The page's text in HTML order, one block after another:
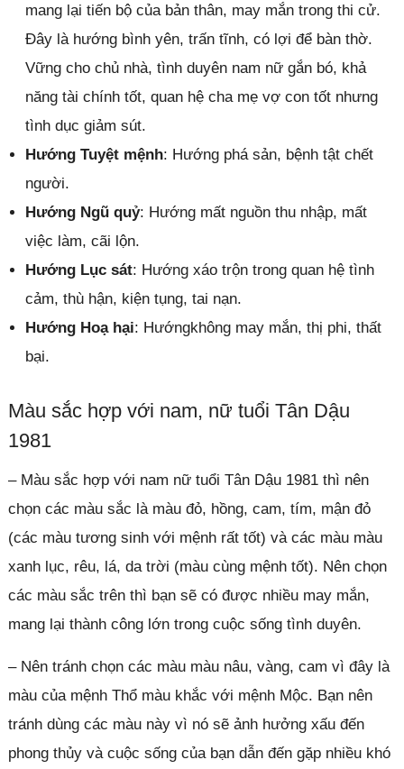
mang lại tiến bộ của bản thân, may mắn trong thi cử.
Đây là hướng bình yên, trấn tĩnh, có lợi để bàn thờ.
Vững cho chủ nhà, tình duyên nam nữ gắn bó, khả
năng tài chính tốt, quan hệ cha mẹ vợ con tốt nhưng
tình dục giảm sút.
Hướng Tuyệt mệnh: Hướng phá sản, bệnh tật chết
người.
Hướng Ngũ quỷ: Hướng mất nguồn thu nhập, mất
việc làm, cãi lộn.
Hướng Lục sát: Hướng xáo trộn trong quan hệ tình
cảm, thù hận, kiện tụng, tai nạn.
Hướng Hoạ hại: Hướngkhông may mắn, thị phi, thất
bại.
Màu sắc hợp với nam, nữ tuổi Tân Dậu
1981
– Màu sắc hợp với nam nữ tuổi Tân Dậu 1981 thì nên
chọn các màu sắc là màu đỏ, hồng, cam, tím, mận đỏ
(các màu tương sinh với mệnh rất tốt) và các màu màu
xanh lục, rêu, lá, da trời (màu cùng mệnh tốt). Nên chọn
các màu sắc trên thì bạn sẽ có được nhiều may mắn,
mang lại thành công lớn trong cuộc sống tình duyên.
– Nên tránh chọn các màu màu nâu, vàng, cam vì đây là
màu của mệnh Thổ màu khắc với mệnh Mộc. Bạn nên
tránh dùng các màu này vì nó sẽ ảnh hưởng xấu đến
phong thủy và cuộc sống của bạn dẫn đến gặp nhiều khó